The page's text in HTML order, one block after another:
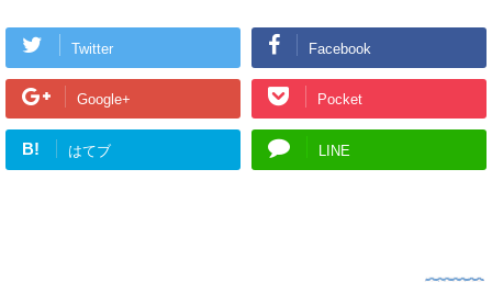
Twitter Facebook
Google+ Pocket
B! はてブ LINE